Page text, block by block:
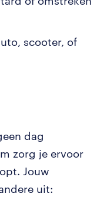
scooter, of
dag
zorg je ervoor
Jouw
uit: